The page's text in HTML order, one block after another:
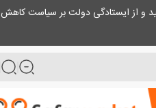
و از ایستادگی دولت بر سیاست کاهش